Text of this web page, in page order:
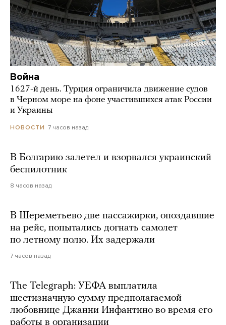
Война
1627-й день. Турция ограничила движение судов
в Черном море на фоне участившихся атак России
и Украины
НОВОСТИ 7 часов назад
В Болгарию залетел и взорвался украинский
беспилотник
8 часов назад
В Шереметьево две пассажирки, опоздавшие
на рейс, попытались догнать самолет
по летному полю. Их задержали
7 часов назад
The Telegraph: УЕФА выплатила
шестизначную сумму предполагаемой
любовнице Джанни Инфантино во время его
работы в организации